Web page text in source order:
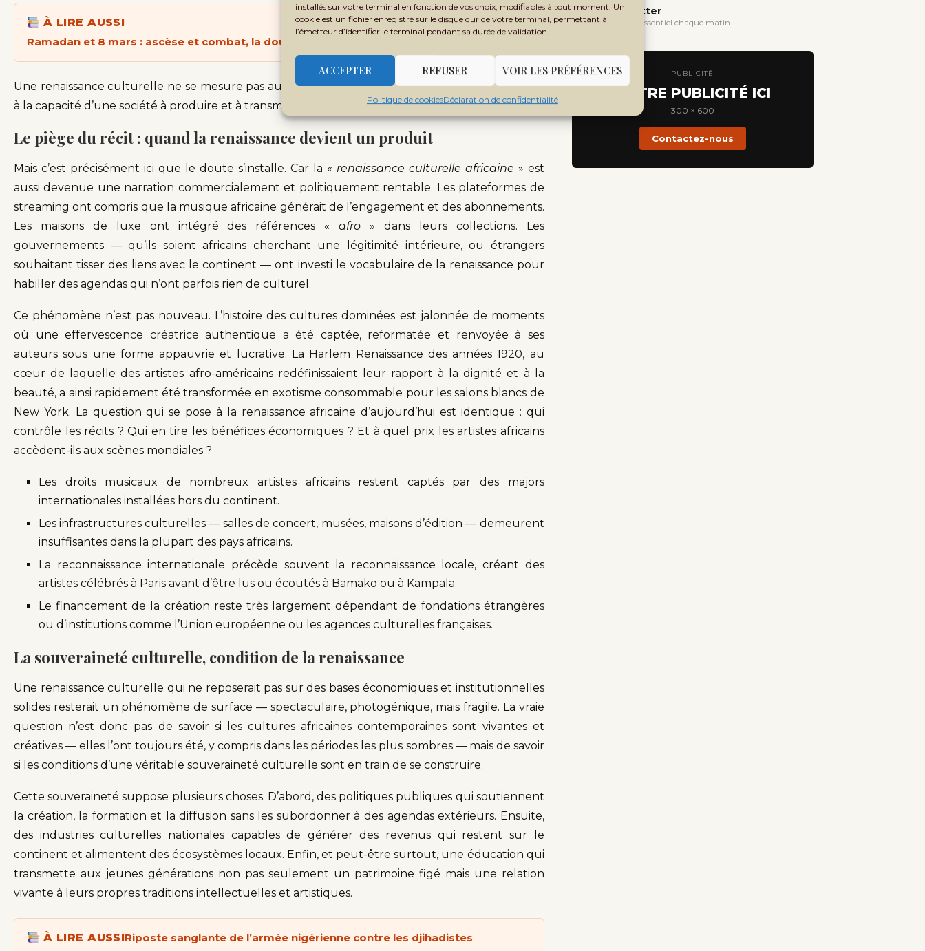
installés sur votre terminal en fonction de vos choix, modifiables à tout moment. Un
cookie est un fichier enregistré sur le disque dur de votre terminal, permettant à
l’émetteur d’identifier le terminal pendant sa durée de validation.
ACCEPTER REFUSER VOIR LES PRÉFÉRENCES
Politique de cookiesDéclaration de confidentialité
À LIRE AUSSI
Ramadan et 8 mars : ascèse et combat, la double épreuve du mois de mars
Une renaissance culturelle ne se mesure pas au nombre de streams sur Spotify. Elle se mesure
à la capacité d’une société à produire et à transmettre sa propre vision du monde.
Le piège du récit : quand la renaissance devient un produit
Mais c’est précisément ici que le doute s’installe. Car la « renaissance culturelle africaine » est
aussi devenue une narration commercialement et politiquement rentable. Les plateformes de
streaming ont compris que la musique africaine générait de l’engagement et des abonnements.
Les maisons de luxe ont intégré des références «afro » dans leurs collections. Les
gouvernements — qu’ils soient africains cherchant une légitimité intérieure, ou étrangers
souhaitant tisser des liens avec le continent — ont investi le vocabulaire de la renaissance pour
habiller des agendas qui n’ont parfois rien de culturel.
Ce phénomène n’est pas nouveau. L’histoire des cultures dominées est jalonnée de moments
où une effervescence créatrice authentique a été captée, reformatée et renvoyée à ses
auteurs sous une forme appauvrie et lucrative. La Harlem Renaissance des années 1920, au
cœur de laquelle des artistes afro-américains redéfinissaient leur rapport à la dignité et à la
beauté, a ainsi rapidement été transformée en exotisme consommable pour les salons blancs de
New York. La question qui se pose à la renaissance africaine d’aujourd’hui est identique : qui
contrôle les récits ? Qui en tire les bénéfices économiques ? Et à quel prix les artistes africains
accèdent-ils aux scènes mondiales ?
Les droits musicaux de nombreux artistes africains restent captés par des majors
internationales installées hors du continent.
Les infrastructures culturelles — salles de concert, musées, maisons d’édition — demeurent
insuffisantes dans la plupart des pays africains.
La reconnaissance internationale précède souvent la reconnaissance locale, créant des
artistes célébrés à Paris avant d’être lus ou écoutés à Bamako ou à Kampala.
Le financement de la création reste très largement dépendant de fondations étrangères
ou d’institutions comme l’Union européenne ou les agences culturelles françaises.
La souveraineté culturelle, condition de la renaissance
Une renaissance culturelle qui ne reposerait pas sur des bases économiques et institutionnelles
solides resterait un phénomène de surface — spectaculaire, photogénique, mais fragile. La vraie
question n’est donc pas de savoir si les cultures africaines contemporaines sont vivantes et
créatives — elles l’ont toujours été, y compris dans les périodes les plus sombres — mais de savoir
si les conditions d’une véritable souveraineté culturelle sont en train de se construire.
Cette souveraineté suppose plusieurs choses. D’abord, des politiques publiques qui soutiennent
la création, la formation et la diffusion sans les subordonner à des agendas extérieurs. Ensuite,
des industries culturelles nationales capables de générer des revenus qui restent sur le
continent et alimentent des écosystèmes locaux. Enfin, et peut-être surtout, une éducation qui
transmette aux jeunes générations non pas seulement un patrimoine figé mais une relation
vivante à leurs propres traditions intellectuelles et artistiques.
À LIRE AUSSIRiposte sanglante de l’armée nigérienne contre les djihadistes
Newsletter
Recevoir l'essentiel chaque matin
PUBLICITÉ
VOTRE PUBLICITÉ ICI
300 × 600
Contactez-nous